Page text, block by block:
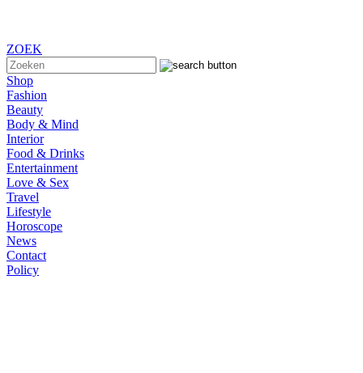
ZOEK
Shop
Fashion
Beauty
Body & Mind
Interior
Food & Drinks
Entertainment
Love & Sex
Travel
Lifestyle
Horoscope
News
Contact
Policy